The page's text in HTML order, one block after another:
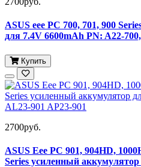
ASUS eee PC 700, 701, 900
для 7.4V 6600mAh PN: A22-
Купить
2700руб.
ASUS Eee PC 901, 904HD,
Series усиленный